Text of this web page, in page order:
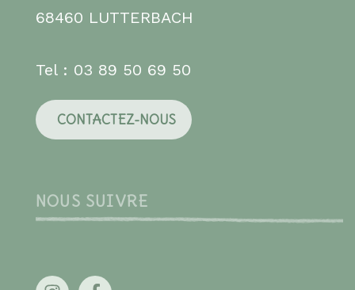
68460 LUTTERBACH
Tel : 03 89 50 69 50
CONTACTEZ-NOUS
NOUS SUIVRE